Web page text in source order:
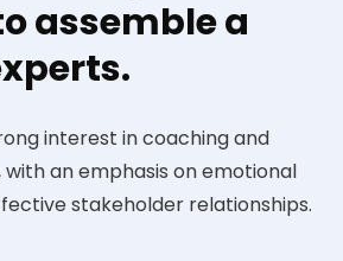
assemble a
interest in coaching and
an emphasis on emotional
stakeholder relationships.